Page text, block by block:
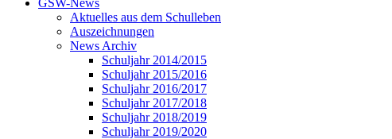
Aktuelles aus dem Schulleben
Auszeichnungen
News Archiv
Schuljahr 2014/2015
Schuljahr 2015/2016
Schuljahr 2016/2017
Schuljahr 2017/2018
Schuljahr 2018/2019
Schuljahr 2019/2020